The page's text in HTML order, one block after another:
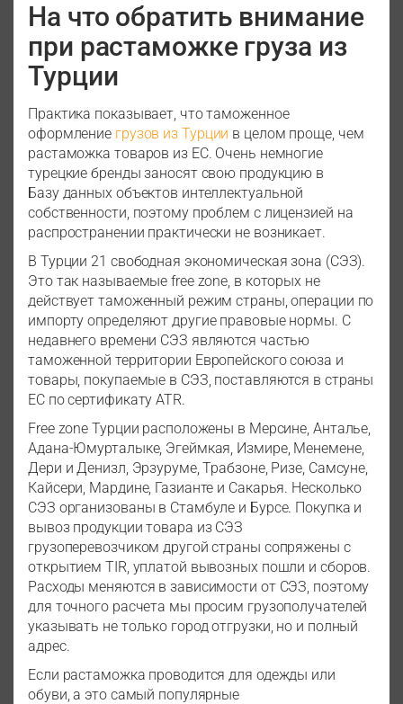
На что обратить внимание
при растаможке груза из
Турции
Практика показывает, что таможенное
оформление грузов из Турции в целом проще, чем
растаможка товаров из ЕС. Очень немногие
турецкие бренды заносят свою продукцию в
Базу данных объектов интеллектуальной
собственности, поэтому проблем с лицензией на
распространении практически не возникает.
В Турции 21 свободная экономическая зона (СЭЗ).
Это так называемые free zone, в которых не
действует таможенный режим страны, операции по
импорту определяют другие правовые нормы. С
недавнего времени СЭЗ являются частью
таможенной территории Европейского союза и
товары, покупаемые в СЭЗ, поставляются в страны
ЕС по сертификату ATR.
Free zone Турции расположены в Мерсине, Анталье,
Адана-Юмурталыке, Эгеймкая, Измире, Менемене,
Дери и Денизл, Эрзуруме, Трабзоне, Ризе, Самсуне,
Кайсери, Мардине, Газианте и Сакарья. Несколько
СЭЗ организованы в Стамбуле и Бурсе. Покупка и
вывоз продукции товара из СЭЗ
грузоперевозчиком другой страны сопряжены с
открытием TIR, уплатой вывозных пошли и сборов.
Расходы меняются в зависимости от СЭЗ, поэтому
для точного расчета мы просим грузополучателей
указывать не только город отгрузки, но и полный
адрес.
Если растаможка проводится для одежды или
обуви, а это самый популярные